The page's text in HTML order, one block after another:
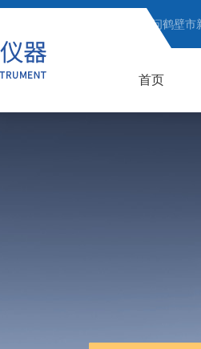
欢迎访问鹤壁
首页